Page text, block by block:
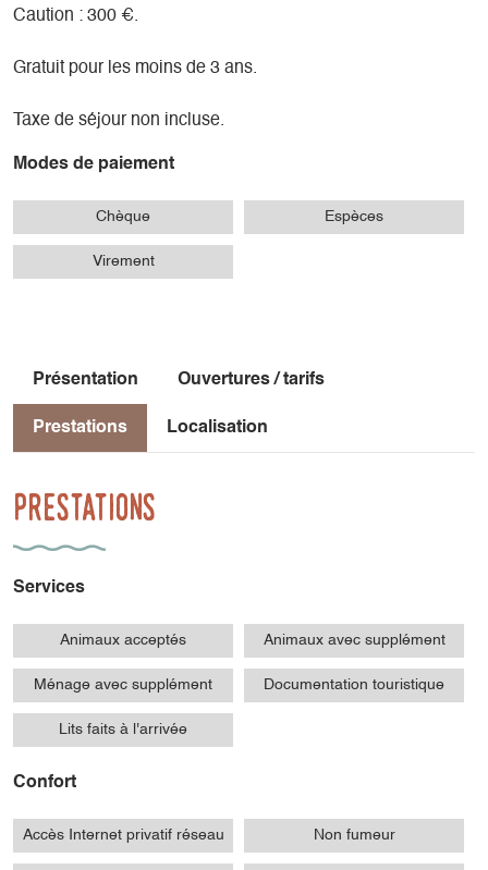
Caution : 300 €.
Gratuit pour les moins de 3 ans.
Taxe de séjour non incluse.
Modes de paiement
Chèque Espèces
Virement
Présentation Ouvertures / tarifs
Prestations Localisation
Prestations
Services
Animaux acceptés Animaux avec supplément
Ménage avec supplément Documentation touristique
Lits faits à l'arrivée
Confort
Accès Internet privatif réseau Non fumeur